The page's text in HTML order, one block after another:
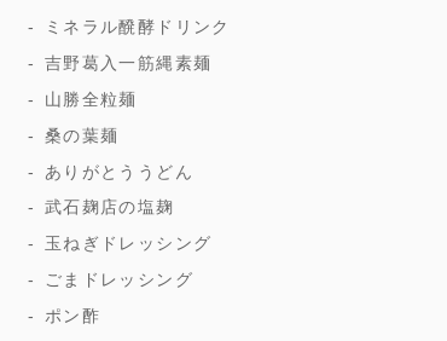
ミネラル醗酵ドリンク
吉野葛入一筋縄素麺
山勝全粒麺
桑の葉麺
ありがとううどん
武石麹店の塩麹
玉ねぎドレッシング
ごまドレッシング
ポン酢